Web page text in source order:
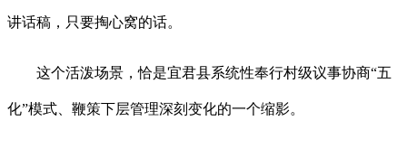
讲话稿，只要掏心窝的话。
这个活泼场景，恰是宜君县系统性奉行村级议事协商“五
化”模式、鞭策下层管理深刻变化的一个缩影。